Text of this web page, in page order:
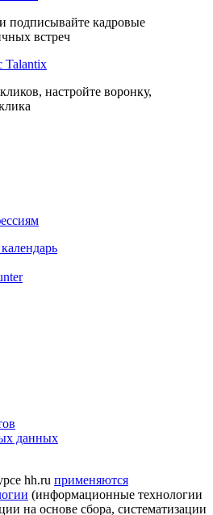
подписывайте кадровые
встреч
Talantix
настройте воронку,
данных
hh.ru применяются
(информационные технологии
на основе сбора, систематизации